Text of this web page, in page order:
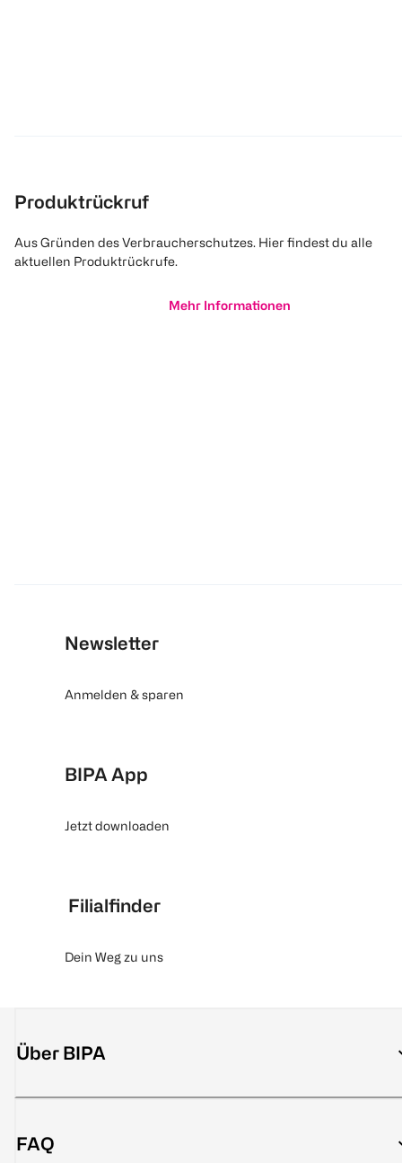
Produktrückruf
Aus Gründen des Verbraucherschutzes. Hier findest du alle
aktuellen Produktrückrufe.
Mehr Informationen
Newsletter
Anmelden & sparen
BIPA App
Jetzt downloaden
Filialfinder
Dein Weg zu uns
Über BIPA
FAQ